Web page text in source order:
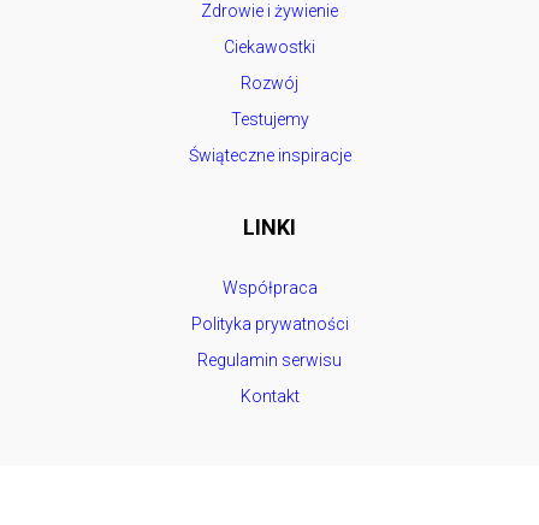
Zdrowie i żywienie
Ciekawostki
Rozwój
Testujemy
Świąteczne inspiracje
LINKI
Współpraca
Polityka prywatności
Regulamin serwisu
Kontakt